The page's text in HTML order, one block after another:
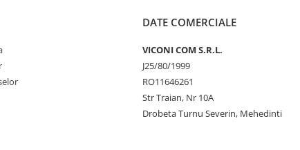
DATE COMERCIALE
VICONI COM S.R.L.
J25/80/1999
RO11646261
Str Traian, Nr 10A
Drobeta Turnu Severin, Mehedinti